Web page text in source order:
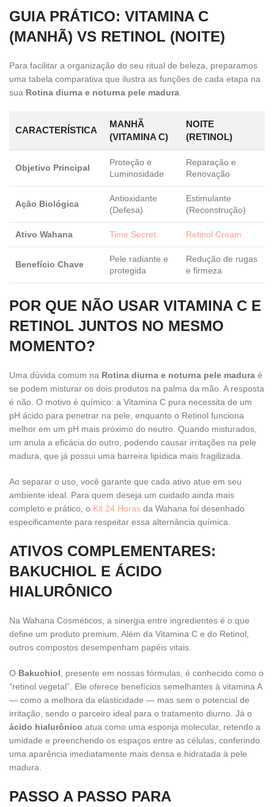
GUIA PRÁTICO: VITAMINA C
(MANHÃ) VS RETINOL (NOITE)
Para facilitar a organização do seu ritual de beleza, preparamos
uma tabela comparativa que ilustra as funções de cada etapa na
sua Rotina diurna e noturna pele madura
CARACTERÍSTICA
MANHÃ
(VITAMINA C)
NOITE
(RETINOL)
Objetivo Principal
Proteção e
Luminosidade
Reparação e
Renovação
Ação Biológica
Antioxidante
(Defesa)
Estimulante
(Reconstrução)
Ativo Wahana Time Secret Retinol Cream
Benefício Chave
Pele radiante e
protegida
Redução de rugas
e firmeza
POR QUE NÃO USAR VITAMINA C E
RETINOL JUNTOS NO MESMO
MOMENTO?
Uma dúvida comum na Rotina diurna e noturna pele madura é
se podem misturar os dois produtos na palma da mão. A resposta
é não. O motivo é químico: a Vitamina C pura necessita de um
pH ácido para penetrar na pele, enquanto o Retinol funciona
melhor em um pH mais próximo do neutro. Quando misturados,
um anula a eficácia do outro, podendo causar irritações na pele
madura, que já possui uma barreira lipídica mais fragilizada.
Ao separar o uso, você garante que cada ativo atue em seu
ambiente ideal. Para quem deseja um cuidado ainda mais
completo e prático, o Kit 24 Horas da Wahana foi desenhado
especificamente para respeitar essa alternância química.
ATIVOS COMPLEMENTARES:
BAKUCHIOL E ÁCIDO
HIALURÔNICO
Na Wahana Cosméticos, a sinergia entre ingredientes é o que
define um produto premium. Além da Vitamina C e do Retinol,
outros compostos desempenham papéis vitais.
O Bakuchiol , presente em nossas fórmulas, é conhecido como o
“retinol vegetal”. Ele oferece benefícios semelhantes à vitamina A
— como a melhora da elasticidade — mas sem o potencial de
irritação, sendo o parceiro ideal para o tratamento diurno. Já o
ácido hialurônico atua como uma esponja molecular, retendo a
umidade e preenchendo os espaços entre as células, conferindo
uma aparência imediatamente mais densa e hidratada à pele
madura.
PASSO A PASSO PARA